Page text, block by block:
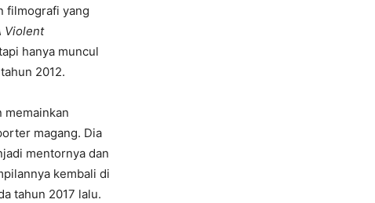
filmografi yang
Violent
hanya muncul
tahun 2012.
memainkan
magang. Dia
mentornya dan
kembali di
tahun 2017 lalu.